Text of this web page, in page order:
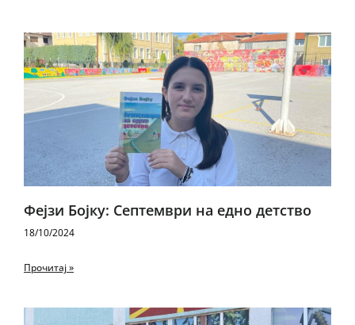
Фејзи Бојку: Септември на едно детство
18/10/2024
Прочитај »